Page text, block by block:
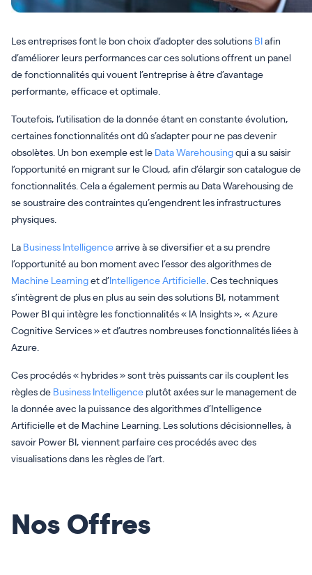
Les entreprises font le bon choix d’adopter des solutions BIafin
d’améliorer leurs performances car ces solutions offrent un panel
de fonctionnalités qui vouent l’entreprise à être d’avantage
performante, efficace et optimale.
Toutefois, l’utilisation de la donnée étant en constante évolution,
certaines fonctionnalités ont dû s’adapter pour ne pas devenir
obsolètes. Un bon exemple est le Data Warehousingqui a su saisir
l’opportunité en migrant sur le Cloud, afin d’élargir son catalogue de
fonctionnalités. Cela a également permis au Data Warehousing de
se soustraire des contraintes qu’engendrent les infrastructures
physiques.
La Business Intelligencearrive à se diversifier et a su prendre
l’opportunité au bon moment avec l’essor des algorithmes de
Machine Learninget d’Intelligence Artificielle . Ces techniques
s’intègrent de plus en plus au sein des solutions BI, notamment
Power BI qui intègre les fonctionnalités « IA Insights », « Azure
Cognitive Services » et d’autres nombreuses fonctionnalités liées à
Azure.
Ces procédés « hybrides » sont très puissants car ils couplent les
règles de Business Intelligence plutôt axées sur le management de
la donnée avec la puissance des algorithmes d’Intelligence
Artificielle et de Machine Learning. Les solutions décisionnelles, à
savoir Power BI, viennent parfaire ces procédés avec des
visualisations dans les règles de l’art.
Nos Offres